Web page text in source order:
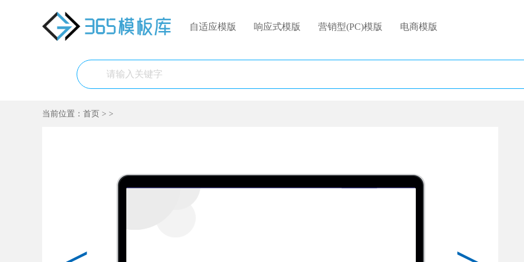
自适应模版 响应式模版 营销型(PC)模版 电商模版
当前位置： 首页 > >